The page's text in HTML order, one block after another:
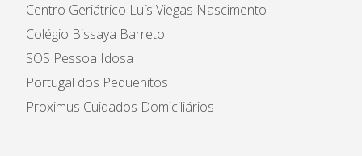
Centro Geriátrico Luís Viegas Nascimento
Colégio Bissaya Barreto
SOS Pessoa Idosa
Portugal dos Pequenitos
Proximus Cuidados Domiciliários